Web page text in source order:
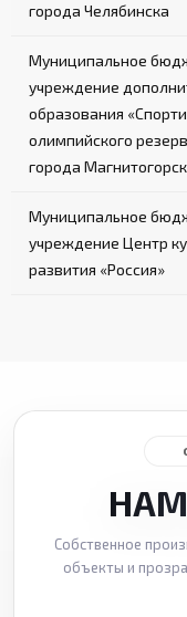
города Челябинска
Муниципальное
учреждение
образования
олимпийского
города
Муниципальное
учреждение Центр
развития «Россия»
НАМ
Собственное
объекты и